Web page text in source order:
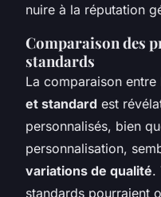
nuire à la réputation
Comparaison des
standards
La comparaison entre
et standard est
personnalisés, bien
personnalisation,
variations de qualité.
standards pourraient